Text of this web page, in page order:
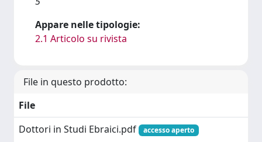
Appare nelle tipologie:
2.1 Articolo su rivista
File in questo prodotto:
File
Dottori in Studi Ebraici.pdf
accesso aperto